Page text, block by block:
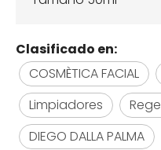
Clasificado en:
COSMÈTICA FACIAL
Limpiadores
DIEGO DALLA PALMA